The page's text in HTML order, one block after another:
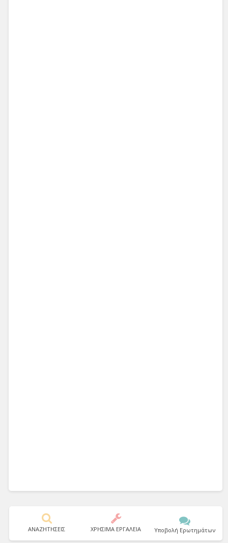
ΑΝΑΖΗΤΗΣΕΙΣ ΧΡΗΣΙΜΑ ΕΡΓΑΛΕΙΑ Υποβολή Ερωτημάτων